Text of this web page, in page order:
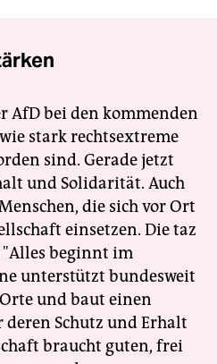
AfD bei den kommenden
stark rechtsextreme
sind. Gerade jetzt
und Solidarität. Auch
die sich vor Ort
einsetzen. Die taz
beginnt im
unterstützt bundesweit
und baut einen
Schutz und Erhalt
braucht guten, frei